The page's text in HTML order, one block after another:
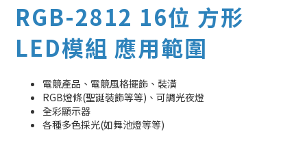
RGB-2812 16位 方形
LED模組 應用範圍
電競產品、電競風格擺飾、裝潢
RGB燈條(聖誕裝飾等等)、可調光夜燈
全彩顯示器
各種多色採光(如舞池燈等等)